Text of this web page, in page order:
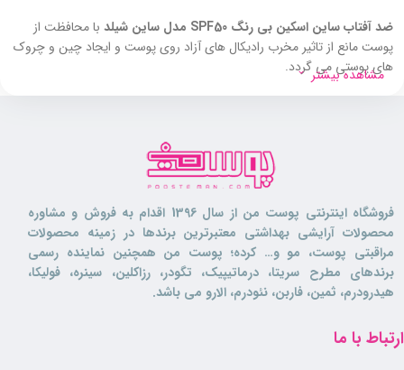
ضد آفتاب ساین اسکین بی رنگ SPF50 مدل ساین شیلد
با محافظت از
پوست مانع از تاثیر مخرب رادیکال های آزاد روی پوست و ایجاد چین و چروک
های پوستی می گردد.
از ایجاد خشکی روی پوست و دهیدراته شدن آن جلوگیری می
کند، همچنین بی رنگ بوده و بعد از استفاده باعث ایجاد سفیدک و احساس
چربی و سنگینی روی پوست نمی گردد.
ضد آفتاب ساین اسکین بی‌رنگ SPF50 مدل ساین شیلد برای افرادی که قصد
استفاده از محصولی باکیفیت را برای مراقبت از پوست خود دارند، تولید شده
مشاهده بیشتر
فروشگاه اینترنتی پوست من از سال 1396 اقدام به فروش و مشاوره
محصولات آرایشی بهداشتی معتبرترین برندها در زمینه محصولات
مراقبتی پوست، مو و… کرده؛ پوست من همچنین نماینده رسمی
برندهای مطرح سریتا، درماتیپیک، تگودر، رزاکلین، سینره، فولیکا،
هیدرودرم، ثمین، فاربن، نئودرم، الارو می باشد.
ارتباط با ما